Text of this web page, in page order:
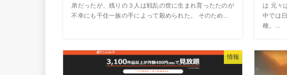
弟だったが、残りの３人は戦乱の世に生まれ育ったたのが
不幸にも千住一族の手によって殺められた。 そのため...
は 元々
中では
種。...
情報